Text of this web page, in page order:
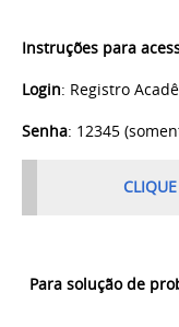
Instruções para
Login: Registro
Senha: 12345
Para solução de